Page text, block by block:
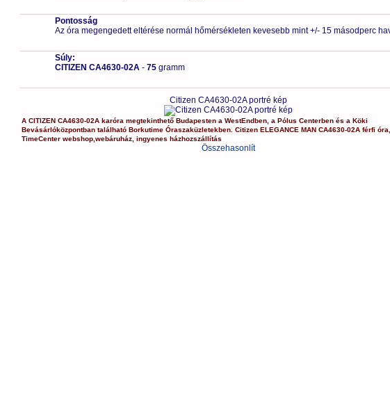
Pontosság
Az óra megengedett eltérése normál hőmérsékleten kevesebb mint +/- 15 másodperc
Súly:
CITIZEN CA4630-02A- 75 gramm
Citizen CA4630-02A portré kép
A CITIZEN CA4630-02A karóra megtekinthető Budapesten a WestEndben, a Pólus Centerbenés a Köki
Bevásárlóközpontbantalálható Borkutime Óraszaküzletekben. Citizen ELEGANCE MAN CA4630-02A férfi óra
TimeCenter webshop, webáruház, ingyenes házhozszállítás
Összehasonlít